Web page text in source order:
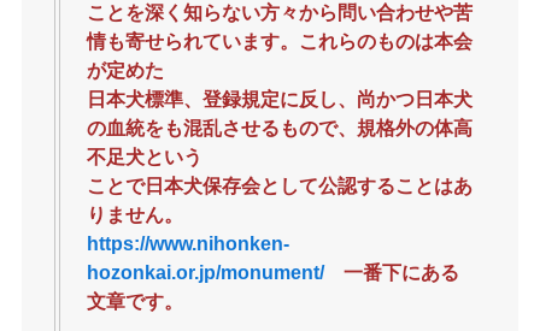
ことを深く知らない方々から問い合わせや苦
情も寄せられています。これらのものは本会
が定めた
日本犬標準、登録規定に反し、尚かつ日本犬
の血統をも混乱させるもので、規格外の体高
不足犬という
ことで日本犬保存会として公認することはあ
りません。
https://www.nihonken-
hozonkai.or.jp/monument/一番下にある
文章です。